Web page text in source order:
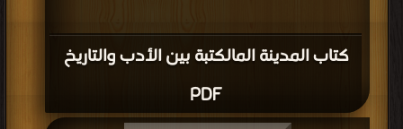
كتاب المدينة المالكتبة بين الأدب والتاريخ
PDF